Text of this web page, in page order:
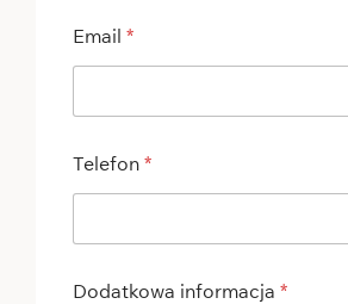
Email *
Telefon *
Dodatkowa informacja *